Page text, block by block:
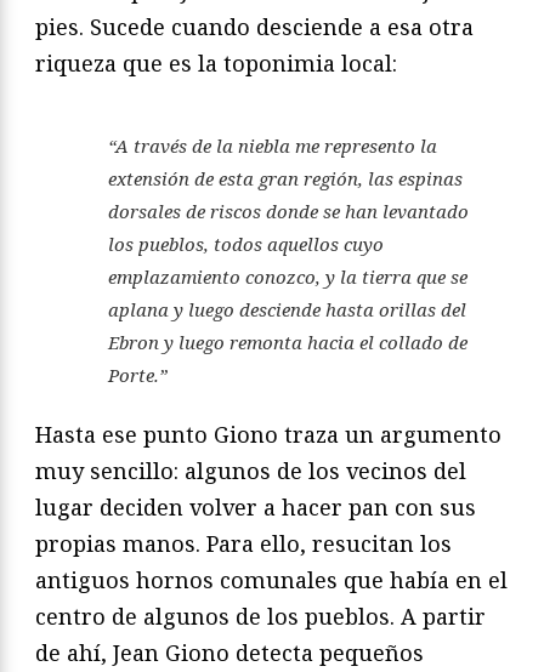
pies. Sucede cuando desciende a esa otra
riqueza que es la toponimia local:
“A través de la niebla me represento la
extensión de esta gran región, las espinas
dorsales de riscos donde se han levantado
los pueblos, todos aquellos cuyo
emplazamiento conozco, y la tierra que se
aplana y luego desciende hasta orillas del
Ebron y luego remonta hacia el collado de
Porte.”
Hasta ese punto Giono traza un argumento
muy sencillo: algunos de los vecinos del
lugar deciden volver a hacer pan con sus
propias manos. Para ello, resucitan los
antiguos hornos comunales que había en el
centro de algunos de los pueblos. A partir
de ahí, Jean Giono detecta pequeños